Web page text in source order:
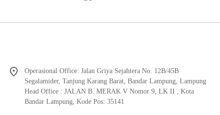
Operasional Office: Jalan Griya Sejahtera No. 12B/45B
Segalamider, Tanjung Karang Barat, Bandar Lampung, Lampung
Head Office : JALAN B. MERAK V Nomor 9, LK II , Kota
Bandar Lampung, Kode Pos: 35141